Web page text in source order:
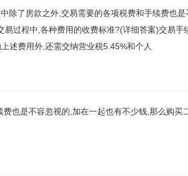
除了房款之外,交易需要的各项税费和手续费也
过程中,各种费用的收费标准?(详细答案)交易
述费用外,还需交纳营业税5.45%和个人
也是不容忽视的,加在一起也有不少钱,那么购买